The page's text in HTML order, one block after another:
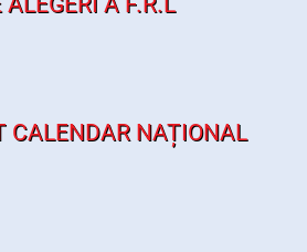
CALENDAR NAȚIONAL